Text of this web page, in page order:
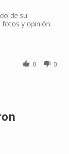
de su
fotos y opinión.
0 0